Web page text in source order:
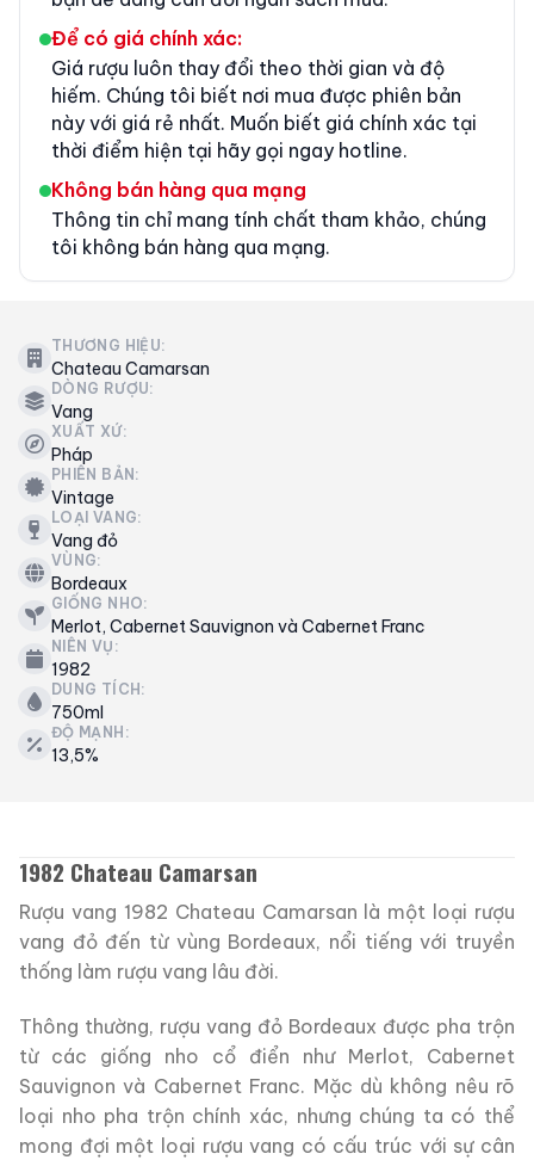
Để có giá chính xác:
Giá rượu luôn thay đổi theo thời gian và độ
hiếm. Chúng tôi biết nơi mua được phiên bản
này với giá rẻ nhất. Muốn biết giá chính xác tại
thời điểm hiện tại hãy gọi ngay hotline.
Không bán hàng qua mạng
Thông tin chỉ mang tính chất tham khảo, chúng
tôi không bán hàng qua mạng.
THƯƠNG HIỆU:
Chateau Camarsan
DÒNG RƯỢU:
Vang
XUẤT XỨ:
Pháp
PHIÊN BẢN:
Vintage
LOẠI VANG:
Vang đỏ
VÙNG:
Bordeaux
GIỐNG NHO:
Merlot, Cabernet Sauvignon và Cabernet Franc
NIÊN VỤ:
1982
DUNG TÍCH:
750ml
ĐỘ MẠNH:
13,5%
1982 Chateau Camarsan
Rượu vang 1982 Chateau Camarsan là một loại rượu
vang đỏ đến từ vùng Bordeaux, nổi tiếng với truyền
thống làm rượu vang lâu đời.
Thông thường, rượu vang đỏ Bordeaux được pha trộn
từ các giống nho cổ điển như Merlot, Cabernet
Sauvignon và Cabernet Franc. Mặc dù không nêu rõ
loại nho pha trộn chính xác, nhưng chúng ta có thể
mong đợi một loại rượu vang có cấu trúc với sự cân